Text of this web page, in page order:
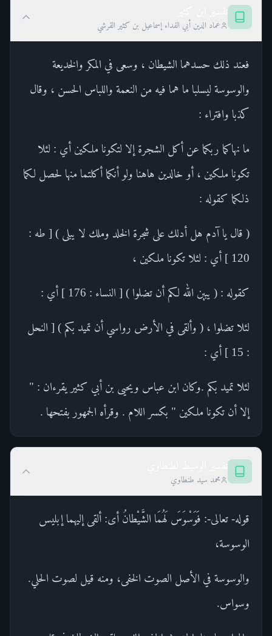
عماد الدين أبي الفداء إسماعيل بن كثير القرشي
فعند ذلك حسدهما الشيطان ، وسعى في المكر والخديعة
والوسوسة ليسلبا ما هما فيه من النعمة واللباس الحسن ، وقال
كذبا وافتراء :
ما نهاكما ربكما عن أكل الشجرة إلا لتكونا ملكين أي : لئلا
تكونا ملكين ، أو خالدين هاهنا ولو أنكما أكلتما منها لحصل لكما
ذلكما كقوله :
( قال يا آدم هل أدلك على شجرة الخلد وملك لا يبلى ) [ طه :
120 ] أي : لئلا تكونا ملكين ،
كقوله : ( يبين الله لكم أن تضلوا ) [ النساء : 176 ] أي :
لئلا تضلوا ، ( وألقى في الأرض رواسي أن تميد بكم ) [ النحل
: 15 ] أي :
لئلا تميد بكم .وكان ابن عباس ويحيى بن أبي كثير يقرءان : "
إلا أن تكونا ملكين " بكسر اللام . وقرأه الجمهور بفتحها .
محمد سيد طنطاوي
قوله- تعالى-: فَوَسْوَسَ لَهُمَا الشَّيْطانُ أى: ألقى إليهما إبليس
الوسوسة،
والوسوسة في الأصل الصوت الخفى، ومنه قيل لصوت الحلي.
وسواس.